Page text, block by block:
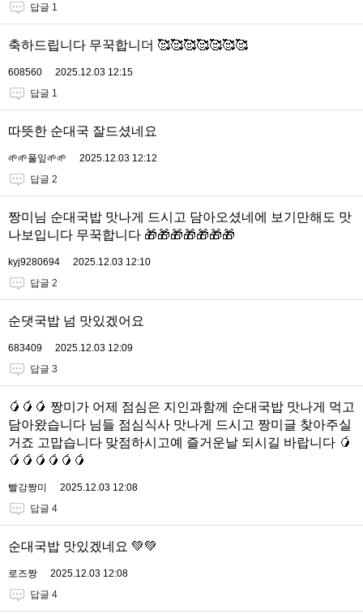
답글 1
축하드립니다 무꾹합니더 🥰🥰🥰🥰🥰🥰🥰
608560
2025.12.03 12:15
답글 1
따뜻한 순대국 잘드셨네요
🌱🌱풀잎🌱🌱
2025.12.03 12:12
답글 2
짱미님 순대국밥 맛나게 드시고 담아오셨네에 보기만해도 맛
나보입니다 무꾹합니다 🎁🎁🎁🎁🎁🎁🎁
kyj9280694
2025.12.03 12:10
답글 2
순댓국밥 넘 맛있겠어요
683409
2025.12.03 12:09
답글 3
🥭🥭🥭 짱미가 어제 점심은 지인과함께 순대국밥 맛나게 먹고
담아왔습니다 님들 점심식사 맛나게 드시고 짱미글 찾아주실
거죠 고맙습니다 맞점하시고예 즐거운날 되시길 바랍니다 🥭
🥭🥭🥭🥭🥭🥭
빨강짱미
2025.12.03 12:08
답글 4
순대국밥 맛있겠네요 💚💚
로즈짱
2025.12.03 12:08
답글 4